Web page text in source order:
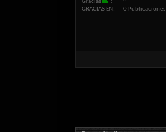
Gracias
GRACIAS EN
0 Publicaciones